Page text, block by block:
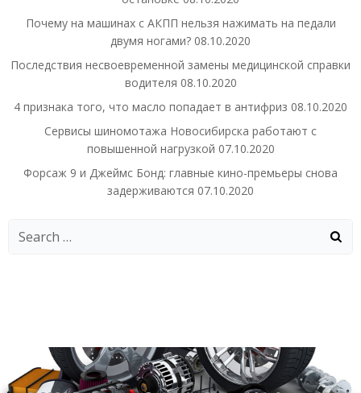
Почему на машинах с АКПП нельзя нажимать на педали
двумя ногами? 08.10.2020
Последствия несвоевременной замены медицинской справки
водителя 08.10.2020
4 признака того, что масло попадает в антифриз 08.10.2020
Сервисы шиномотажа Новосибирска работают с
повышенной нагрузкой 07.10.2020
Форсаж 9 и Джеймс Бонд: главные кино-премьеры снова
задерживаются 07.10.2020
Search